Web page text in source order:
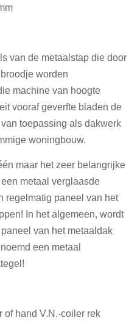
van de metaalstap die door
worden
machine van hoogte
vooraf geverfte bladen de
toepassing als dakwerk
woningbouw.
maar het zeer belangrijke
metaal verglaasde
regelmatig paneel van het
In het algemeen, wordt
van het metaaldak
een metaal
of hand V.N.-coiler rek